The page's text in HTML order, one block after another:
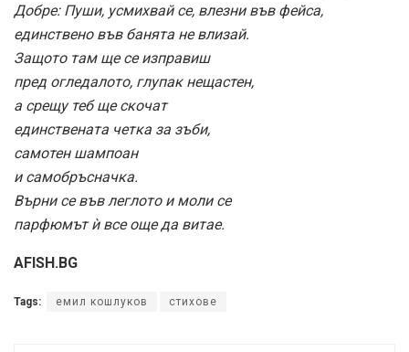
Добре: Пуши, усмихвай се, влезни във фейса,
единствено във банята не влизай.
Защото там ще се изправиш
пред огледалото, глупак нещастен,
а срещу теб ще скочат
единствената четка за зъби,
самотен шампоан
и самобръсначка.
Върни се във леглото и моли се
парфюмът ѝ все още да витае.
AFISH.BG
Tags: емил кошлуков стихове